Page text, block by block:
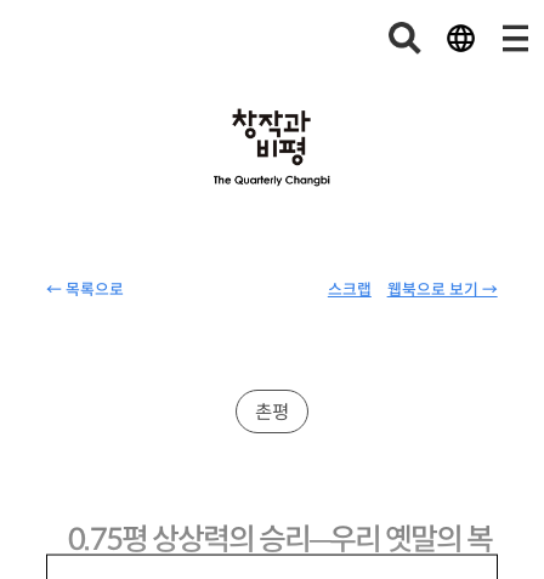
← 목록으로 웹북으로 보기 →
스크랩
촌평
0.75평 상상력의 승리─우리 옛말의 복